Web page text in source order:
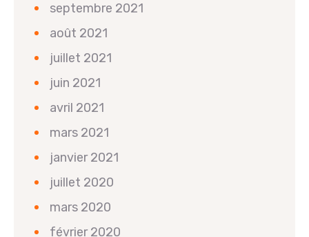
septembre 2021
août 2021
juillet 2021
juin 2021
avril 2021
mars 2021
janvier 2021
juillet 2020
mars 2020
février 2020